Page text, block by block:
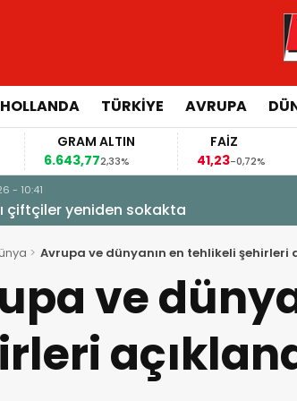
HOLLANDA TÜRKIYE AVRUPA
GRAM ALTIN
2,33%
FAİZ
-0,72%
- 10:41
çiftçiler yeniden sokakta
Avrupa ve dünyanın en tehlikeli şehirleri
ve